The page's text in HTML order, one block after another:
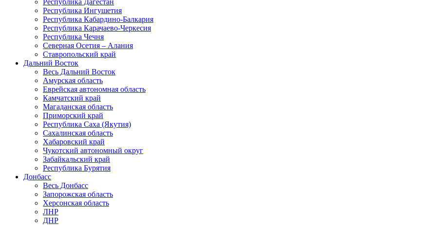
Республика Дагестан
Республика Ингушетия
Республика Кабардино-Балкария
Республика Карачаево-Черкесия
Республика Чечня
Северная Осетия – Алания
Ставропольский край
Дальний Восток
Весь Дальний Восток
Амурская область
Еврейская автономная область
Камчатский край
Магаданская область
Приморский край
Республика Саха (Якутия)
Сахалинская область
Хабаровский край
Чукотский автономный округ
Забайкальский край
Республика Бурятия
Донбасс
Весь Донбасс
Запорожская область
Херсонская область
ЛНР
ДНР